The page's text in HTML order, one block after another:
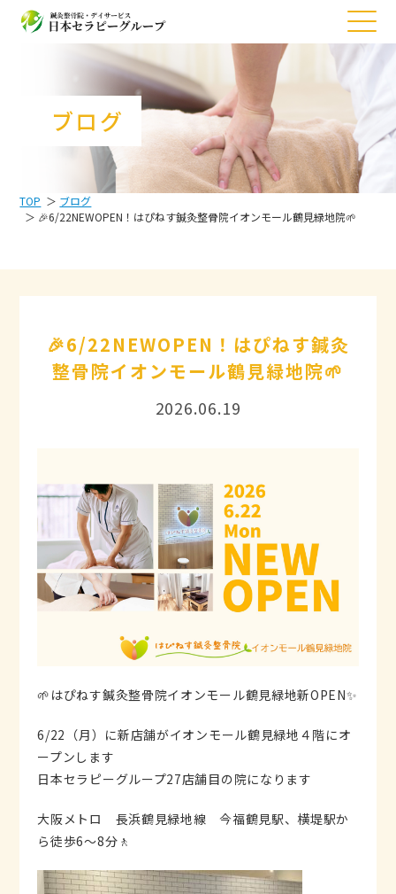
ブログ
TOP
ブログ
🎉6/22NEWOPEN！はぴねす鍼灸整骨院イオンモール鶴見緑地院🌱
🎉6/22NEWOPEN！はぴねす鍼灸
整骨院イオンモール鶴見緑地院🌱
2026.06.19
🌱はぴねす鍼灸整骨院イオンモール鶴見緑地新OPEN✨
6/22（月）に新店舗がイオンモール鶴見緑地４階にオ
ープンします
日本セラピーグループ27店舗目の院になります
大阪メトロ 長浜鶴見緑地線 今福鶴見駅、横堤駅か
ら徒歩6～8分🚶